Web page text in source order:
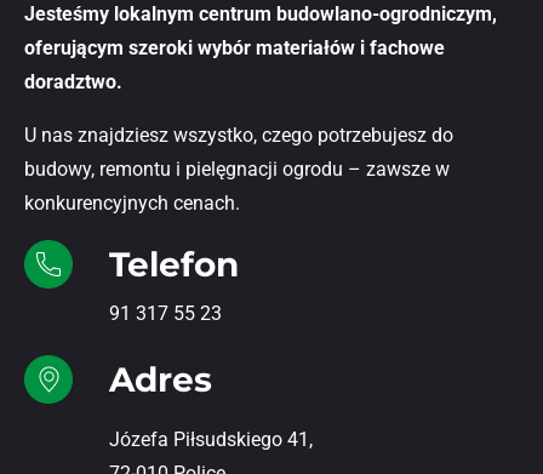
Jesteśmy lokalnym centrum budowlano-ogrodniczym,
oferującym szeroki wybór materiałów i fachowe
doradztwo.
U nas znajdziesz wszystko, czego potrzebujesz do
budowy, remontu i pielęgnacji ogrodu – zawsze w
konkurencyjnych cenach.
Telefon
91 317 55 23
Adres
Józefa Piłsudskiego 41,